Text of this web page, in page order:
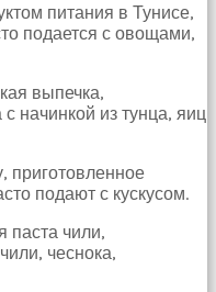
питания в Тунисе,
подается с овощами,
выпечка,
с начинкой из тунца, яиц
приготовленное
подают с кускусом.
паста чили,
чеснока,